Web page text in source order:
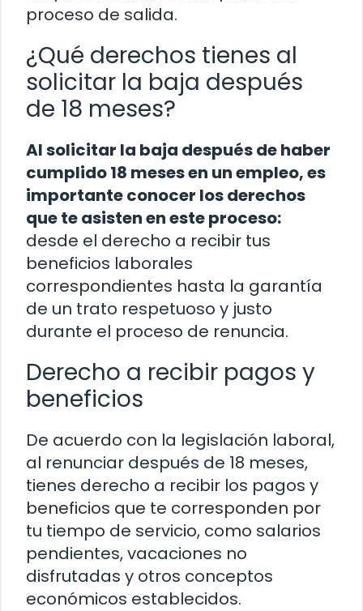
proceso de salida.
¿Qué derechos tienes al
solicitar la baja después
de 18 meses?
Al solicitar la baja después de haber
cumplido 18 meses en un empleo, es
importante conocer los derechos
que te asisten en este proceso:
desde el derecho a recibir tus
beneficios laborales
correspondientes hasta la garantía
de un trato respetuoso y justo
durante el proceso de renuncia.
Derecho a recibir pagos y
beneficios
De acuerdo con la legislación laboral,
al renunciar después de 18 meses,
tienes derecho a recibir los pagos y
beneficios que te corresponden por
tu tiempo de servicio, como salarios
pendientes, vacaciones no
disfrutadas y otros conceptos
económicos establecidos.